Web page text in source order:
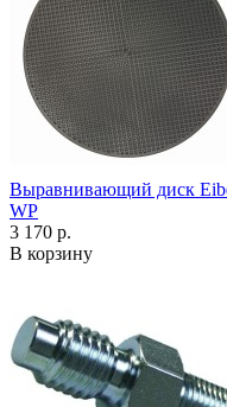
Выравнивающий диск
WP
3 170 р.
В корзину